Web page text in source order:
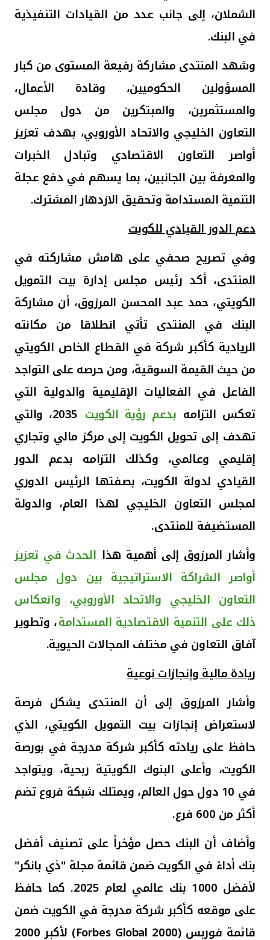
الشملان، إلى جانب عدد من القيادات التنفيذية
في البنك.
وشهد المنتدى مشاركة رفيعة المستوى من كبار
المسؤولين الحكوميين، وقادة الأعمال،
والمستثمرين، والمبتكرين من دول مجلس
التعاون الخليجي والاتحاد الأوروبي، بهدف تعزيز
أواصر التعاون الاقتصادي وتبادل الخبرات
والمعرفة بين الجانبين، بما يسهم في دفع عجلة
التنمية المستدامة وتحقيق الازدهار المشترك.
دعم الدور القيادي للكويت
وفي تصريح صحفي على هامش مشاركته في
المنتدى، أكد رئيس مجلس إدارة بيت التمويل
الكويتي، حمد عبد المحسن المرزوق، أن مشاركة
البنك في المنتدى تأتي انطلاقا من مكانته
الريادية كأكبر شركة في القطاع الخاص الكويتي
من حيث القيمة السوقية، ومن حرصه على التواجد
الفاعل في الفعاليات الإقليمية والدولية التي
تعكس التزامه بدعم رؤية الكويت
2035، والتي
تهدف إلى تحويل الكويت إلى مركز مالي وتجاري
إقليمي وعالمي، وكذلك التزامه بدعم الدور
القيادي لدولة الكويت، بصفتها الرئيس الدوري
لمجلس التعاون الخليجي لهذا العام، والدولة
المستضيفة للمنتدى.
وأشار المرزوق إلى أهمية هذا الحدث في تعزيز
أواصر الشراكة الاستراتيجية بين دول مجلس
التعاون الخليجي والاتحاد الأوروبي، وانعكاس
ذلك على التنمية الاقتصادية المستدامة، وتطوير
آفاق التعاون في مختلف المجالات الحيوية.
ريادة مالية وإنجازات نوعية
وأشار المرزوق إلى أن المنتدى يشكل فرصة
لاستعراض إنجازات بيت التمويل الكويتي، الذي
حافظ على ريادته كأكبر شركة مدرجة في بورصة
الكويت، وأعلى البنوك الكويتية ربحية، ويتواجد
في 10 دول حول العالم، ويمتلك شبكة فروع تضم
أكثر من 600 فرع.
وأضاف أن البنك حصل مؤخراً على تصنيف أفضل
بنك أداءً في الكويت ضمن قائمة مجلة "ذي بانكر"
لأفضل 1000 بنك عالمي لعام 2025
. كما حافظ
على موقعه كأكبر شركة مدرجة في الكويت ضمن
قائمة فوربس (Forbes Global 2000 ) لأكبر 2000